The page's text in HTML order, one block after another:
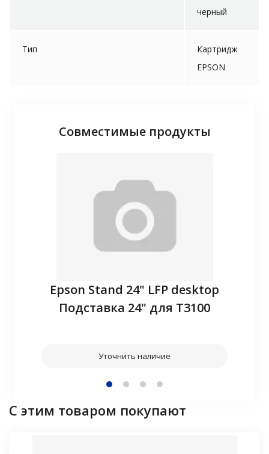
черный
Тип
Картридж
EPSON
Совместимые продукты
Epson Stand 24" LFP desktop
Подставка 24" для T3100
Уточнить наличие
С этим товаром покупают